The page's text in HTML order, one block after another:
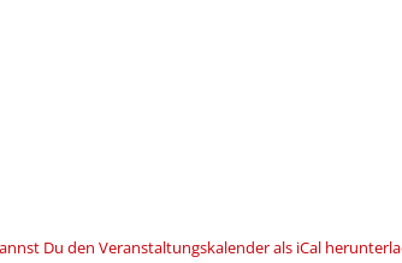
Du den Veranstaltungskalender als iCal